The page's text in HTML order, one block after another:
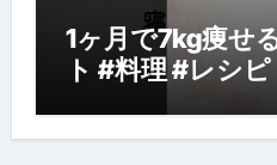
1ヶ月で7kg痩せ
ト #料理 #レシピ